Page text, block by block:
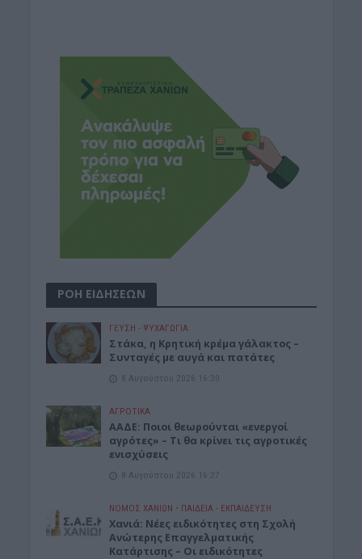
ΡΟΗ ΕΙΔΗΣΕΩΝ
ΓΕΎΣΗ - ΨΥΧΑΓΩΓΊΑ
Στάκα, η Κρητική κρέμα γάλακτος –
Συνταγές με αυγά και πατάτες
8 Αυγούστου 2026 16:30
ΑΓΡΟΤΙΚΑ
ΑΑΔΕ: Ποιοι θεωρούνται «ενεργοί
αγρότες» – Τι θα κρίνει τις αγροτικές
ενισχύσεις
8 Αυγούστου 2026 16:27
ΝΟΜΌΣ ΧΑΝΊΩΝ • ΠΑΙΔΕΙΑ - ΕΚΠΑΙΔΕΥΣΗ
Χανιά: Νέες ειδικότητες στη Σχολή
Ανώτερης Επαγγελματικής
Κατάρτισης – Οι ειδικότητες